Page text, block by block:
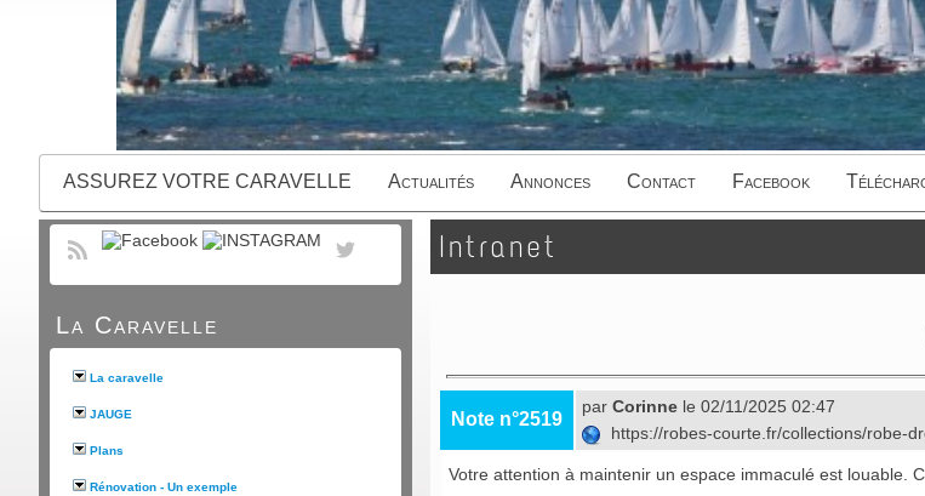
ASSUREZ VOTRE CARAVELLE Actualités Annonces Contact Facebook
La Caravelle
La caravelle
JAUGE
Plans
Rénovation - Un exemple
Intranet
Note n°2519
par Corinne le 02/11/2025 02:47
https://robes-courte.fr/collections/robe-
Votre attention à maintenir un espace immaculé est louable.